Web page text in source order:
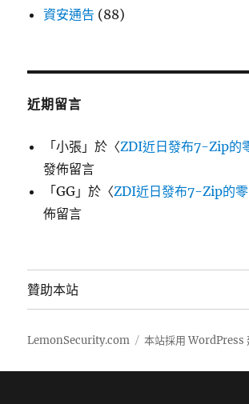
資安通告 (88)
近期留言
「小張 」於〈ZDI近日發布7-Zip的
發佈留言
「GG 」於〈ZDI近日發布7-Zip的零
佈留言
贊助本站
LemonSecurity.com 本站採用 WordPress